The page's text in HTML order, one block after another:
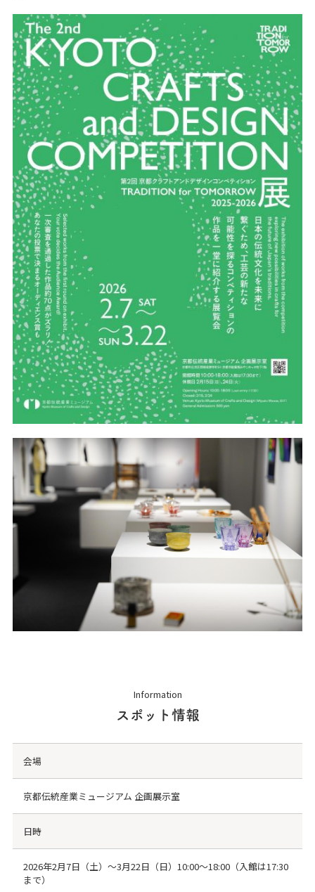
Information
スポット情報
会場
京都伝統産業ミュージアム 企画展示室
日時
2026年2月7日（土）〜3月22日（日）10:00～18:00（入館は17:30
まで）